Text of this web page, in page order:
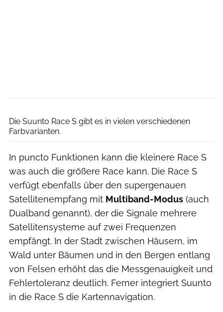
Die Suunto Race S gibt es in vielen verschiedenen
Farbvarianten.
In puncto Funktionen kann die kleinere Race S
was auch die größere Race kann. Die Race S
verfügt ebenfalls über den supergenauen
Satellitenempfang mit Multiband-Modus (auch
Dualband genannt), der die Signale mehrere
Satellitensysteme auf zwei Frequenzen
empfängt. In der Stadt zwischen Häusern, im
Wald unter Bäumen und in den Bergen entlang
von Felsen erhöht das die Messgenauigkeit und
Fehlertoleranz deutlich. Ferner integriert Suunto
in die Race S die Kartennavigation.